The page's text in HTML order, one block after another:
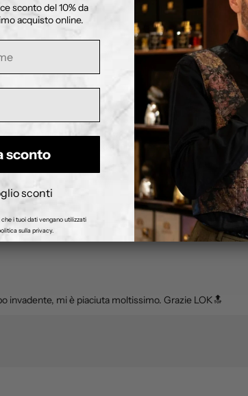
buonissimi.ma quel che mi ha reso stupefatto,è
accennato.quel che ho apprezzato di piú è stato
invadente, mi è piaciuta moltissimo. Grazie LOK🔝
sconto del 10% da
acquisto online.
sconto
sconti
i tuoi dati vengano utilizzati
sulla privacy.